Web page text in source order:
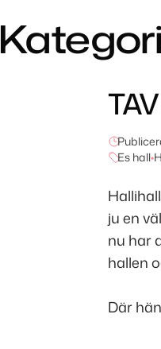
Es hall•
ju en
nu har
hallen
Där